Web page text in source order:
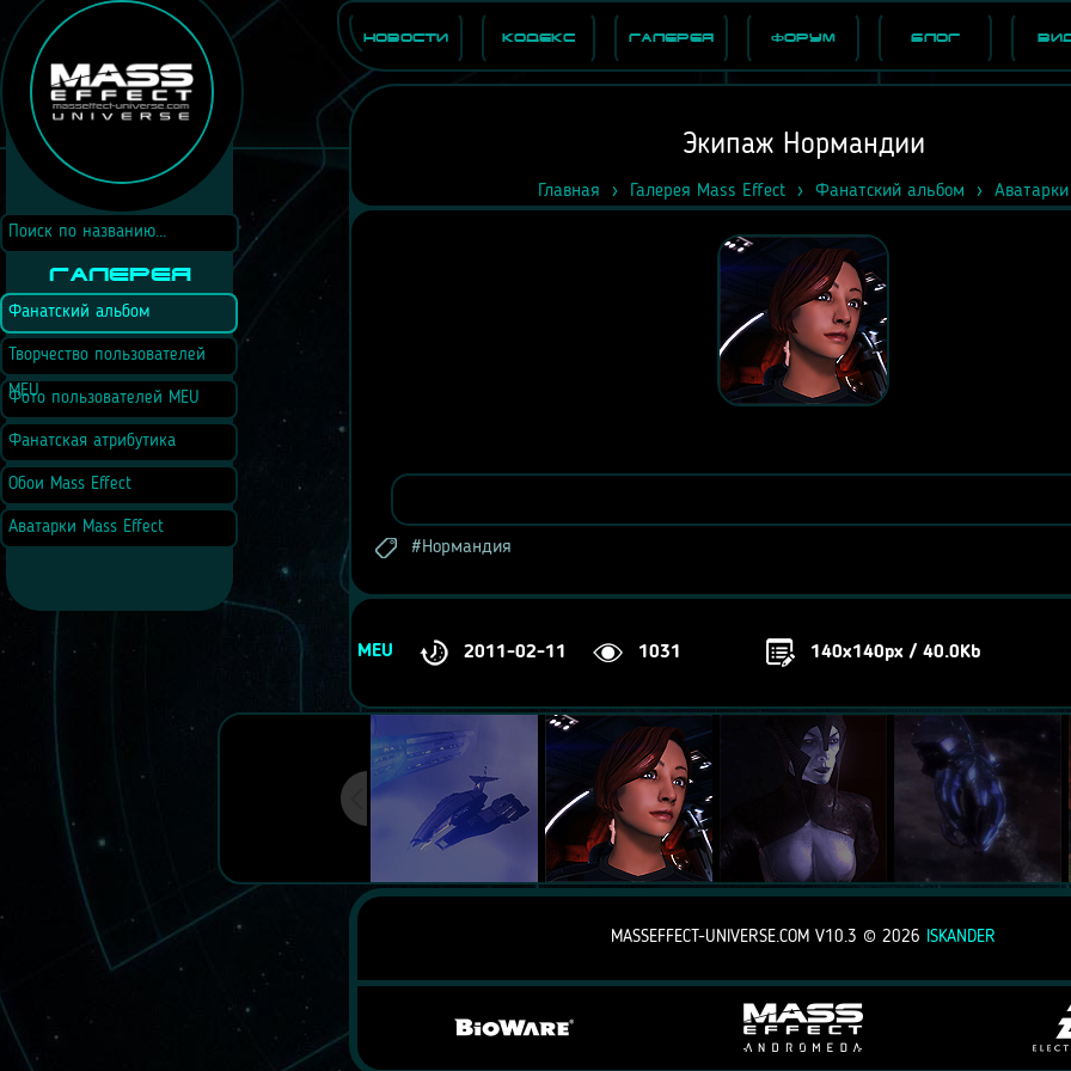
Новости Кодекс Галерея Форум Блог
Главная Галерея Mass Effect Фанатский альбом Аватарки
Экипаж Нормандии
Нормандия
MEU 2011-02-11 1031 140x140px / 40.0Kb
Галерея
Фанатский альбом
Творчество пользователей
MEU
Фото пользователей MEU
Фанатская атрибутика
Обои Mass Effect
Аватарки Mass Effect
MASSEFFECT-UNIVERSE.COM V10.3 © 2026 ISKANDER